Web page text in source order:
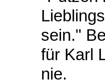
sein."
für Karl
nie.